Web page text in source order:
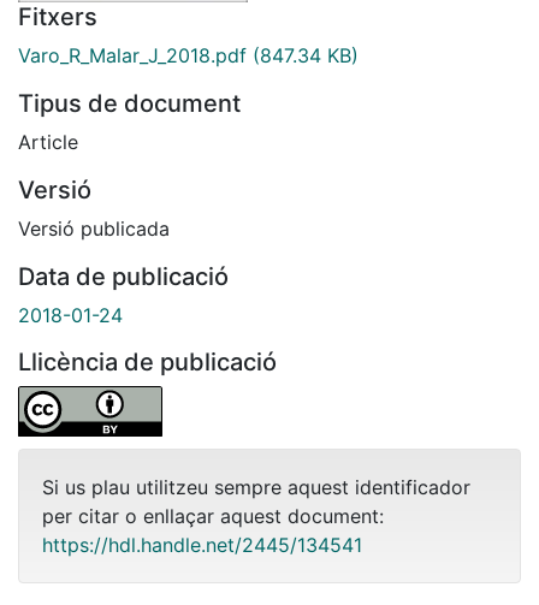
Fitxers
Varo_R_Malar_J_2018.pdf (847.34 KB)
Tipus de document
Article
Versió
Versió publicada
Data de publicació
2018-01-24
Llicència de publicació
Si us plau utilitzeu sempre aquest identificador
per citar o enllaçar aquest document:
https://hdl.handle.net/2445/134541